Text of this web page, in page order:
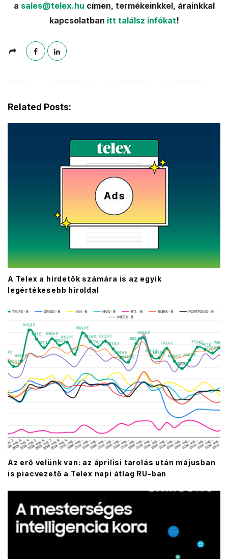
a sales@telex.hu címen, termékeinkkel, árainkkal
kapcsolatban itt találsz infókat!
Related Posts:
A Telex a hirdetők számára is az egyik
legértékesebb híroldal
Az erő velünk van: az áprilisi tarolás után májusban
is piacvezető a Telex napi átlag RU-ban